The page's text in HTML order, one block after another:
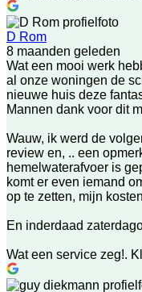
D Rom
8 maanden geleden
Wat een mooi werk
al onze woningen de
nieuwe huis deze
Mannen dank voor dit
Wauw, ik werd de
review en, .. een
hemelwaterafvoer is
komt er even iemand
op te zetten, mijn
En inderdaad
Wat een service zeg!.